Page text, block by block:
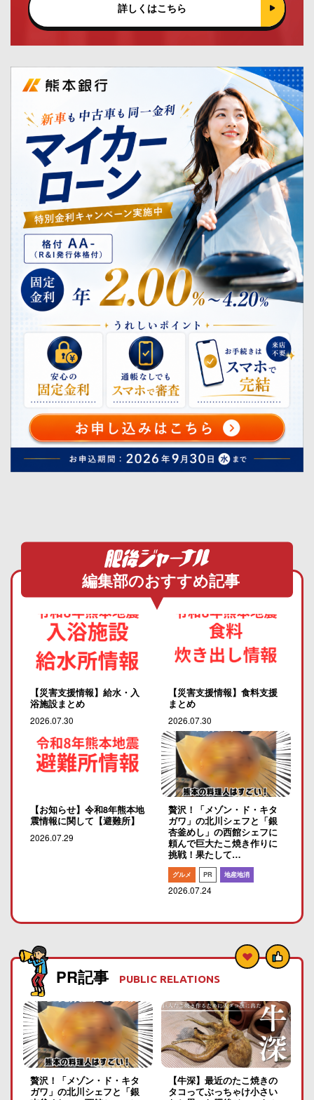
詳しくはこちら
編集部のおすすめ記事
【災害支援情報】給水・入
浴施設まとめ
2026.07.30
【災害支援情報】食料支援
まとめ
2026.07.30
【お知らせ】令和8年熊本地
震情報に関して【避難所】
2026.07.29
贅沢！「メゾン・ド・キタ
ガワ」の北川シェフと「銀
杏釜めし」の西館シェフに
頼んで巨大たこ焼き作りに
挑戦！果たして…
グルメ PR 地産地消
2026.07.24
PR記事 PUBLIC RELATIONS
贅沢！「メゾン・ド・キタ
ガワ」の北川シェフと「銀
【牛深】最近のたこ焼きの
タコってぶっちゃけ小さい